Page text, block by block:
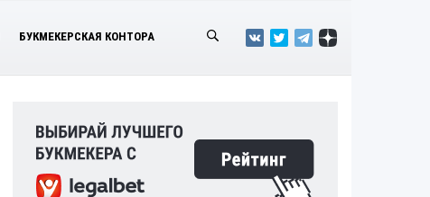
БУКМЕКЕРСКАЯ КОНТОРА